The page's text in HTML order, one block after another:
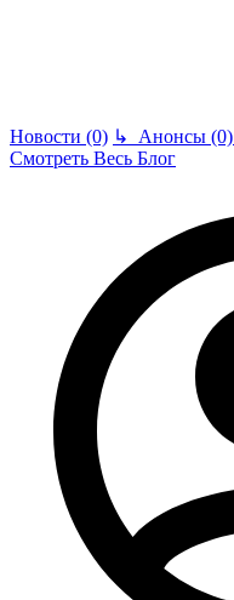
Новости (0) ↳ Анонсы (0)
Смотреть Весь Блог